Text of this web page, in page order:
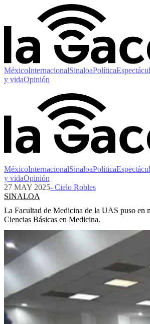
MéxicoInternacionalSinaloaPolítica
y vidaOpinión
MéxicoInternacionalSinaloaPolítica
y vidaOpinión
27 MAY 2025- Cielo Robles
SINALOA
La Facultad de Medicina de la UAS puso en
Ciencias Básicas en Medicina.